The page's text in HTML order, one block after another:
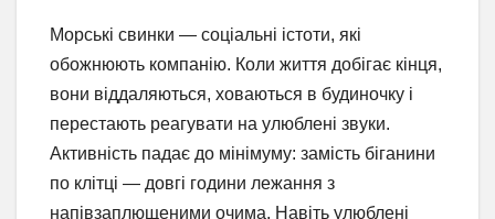
Морські свинки — соціальні істоти, які
обожнюють компанію. Коли життя добігає кінця,
вони віддаляються, ховаються в будиночку і
перестають реагувати на улюблені звуки.
Активність падає до мінімуму: замість біганини
по клітці — довгі години лежання з
напівзаплющеними очима. Навіть улюблені